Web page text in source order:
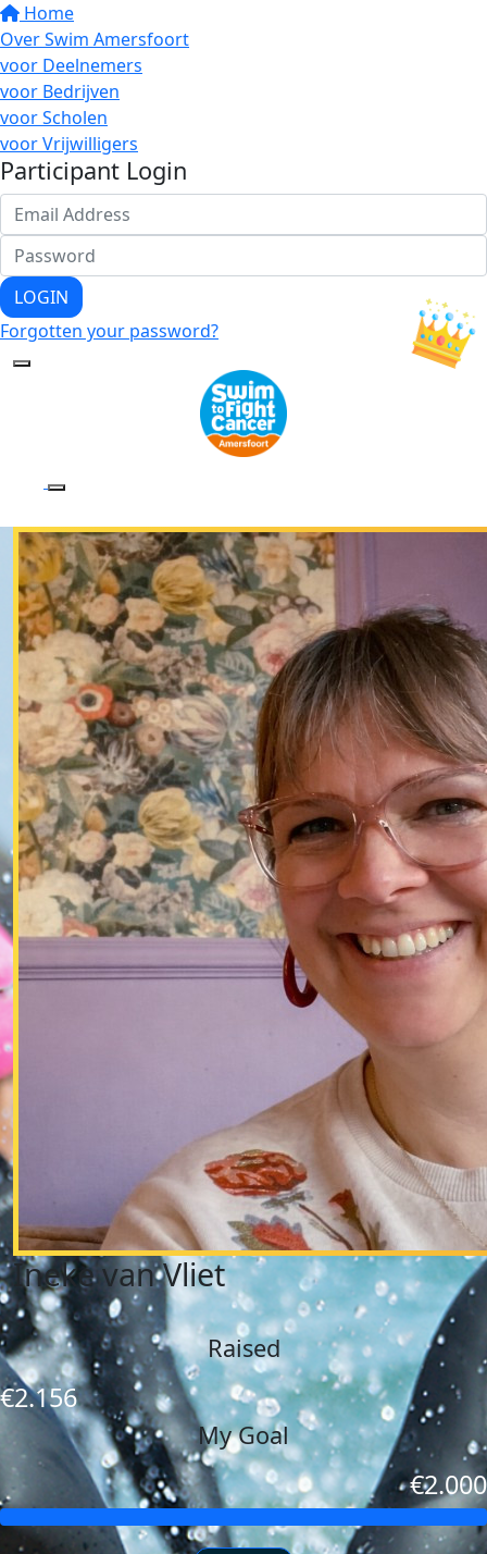
Home
Over Swim Amersfoort
voor Deelnemers
voor Bedrijven
voor Scholen
voor Vrijwilligers
Participant Login
LOGIN
Forgotten your password?
Ineke van Vliet
Raised
€2.156
My Goal
€2.000